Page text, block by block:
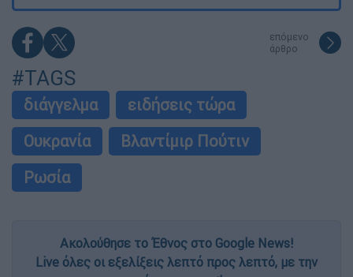
επόμενο
άρθρο
#TAGS
διάγγελμα
ειδήσεις τώρα
Ουκρανία
Βλαντίμιρ Πούτιν
Ρωσία
Ακολούθησε το Έθνος στο Google News!
Live όλες οι εξελίξεις λεπτό προς λεπτό, με την